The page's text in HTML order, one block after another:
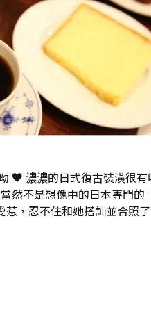
♥ 濃濃的日式復古裝潢很有
然不是想像中的日本專門的
，忍不住和她搭訕並合照